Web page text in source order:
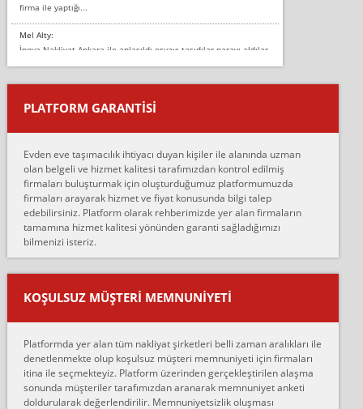
firma ile yaptığı...
Mel Alty:
İnova Nakliyat Ankara ile anlaşıldı eşyayı taşıdılar parayı aldılar.
Salon duvarına bir baktım birisi boydan alüminyum renkli bantı
yapıştırm...
Murat:
çalıştıklarını, müş...
Ahmet:
Lüleburgaz güngünes evden eve naklyat eşyalarımı taşımak için
anlaştık sabah eve geldiklerinde de eşyalarımı düzgün şekilde
sarcaz demelerine r...
mehmet güldü:
Ankara ALİCANLAR NAKLİYAT Tutarsız ve ticari ahlak problemleri
var verdikleri fiyat teklifini arttırdılar. Sonrasında taşıma gününde
oldukça tutarsı...
Ankara Alicanlar naklyat tel 5465524025. 2600 TL'ye ankaradan
Konya ya Alicanlar naklyat la anlaştık bu şahıs evin taşınacağı gün
fiyatın mazoto gele...
PLATFORM GARANTİSİ
Evden eve taşımacılık ihtiyacı duyan kişiler ile alanında uzman
olan belgeli ve hizmet kalitesi tarafımızdan kontrol edilmiş
firmaları buluşturmak için oluşturduğumuz platformumuzda
firmaları arayarak hizmet ve fiyat konusunda bilgi talep
edebilirsiniz. Platform olarak rehberimizde yer alan firmaların
tamamına hizmet kalitesi yönünden garanti sağladığımızı
bilmenizi isteriz.
KOŞULSUZ MÜŞTERI MEMNUNIYETI
Platformda yer alan tüm nakliyat şirketleri belli zaman aralıkları ile
denetlenmekte olup koşulsuz müşteri memnuniyeti için firmaları
itina ile seçmekteyiz. Platform üzerinden gerçekleştirilen alaşma
sonunda müşteriler tarafımızdan aranarak memnuniyet anketi
doldurularak değerlendirilir. Memnuniyetsizlik oluşması